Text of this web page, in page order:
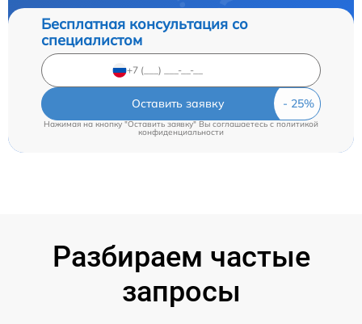
Бесплатная консультация со
специалистом
Оставить заявку
Нажимая на кнопку "Оставить заявку" Вы соглашаетесь cполитикой
конфиденциальности
Разбираем частые
запросы